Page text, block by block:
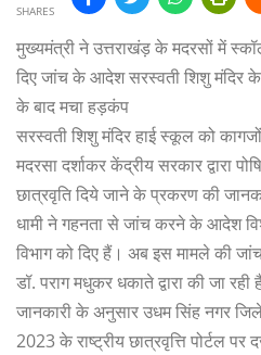
SHARES
मुख्यमंत्री ने उत्तराखंड़ के मदरसों में
दिए जांच के आदेश सरस्वती शिशु मंदिर
के बाद मचा हड़कंप
सरस्वती शिशु मंदिर हाई स्कूल को
मदरसा दर्शाकर केंद्रीय सरकार द्वारा
छात्रवृति दिये जाने के प्रकरण की
धामी ने गहनता से जांच करने के आदेश
विभाग को दिए हैं। अब इस मामले की
डॉ. पराग मधुकर धकाते द्वारा की जा रही
जानकारी के अनुसार उधम सिंह नगर
2023 के राष्ट्रीय छात्रवृत्ति पोर्टल